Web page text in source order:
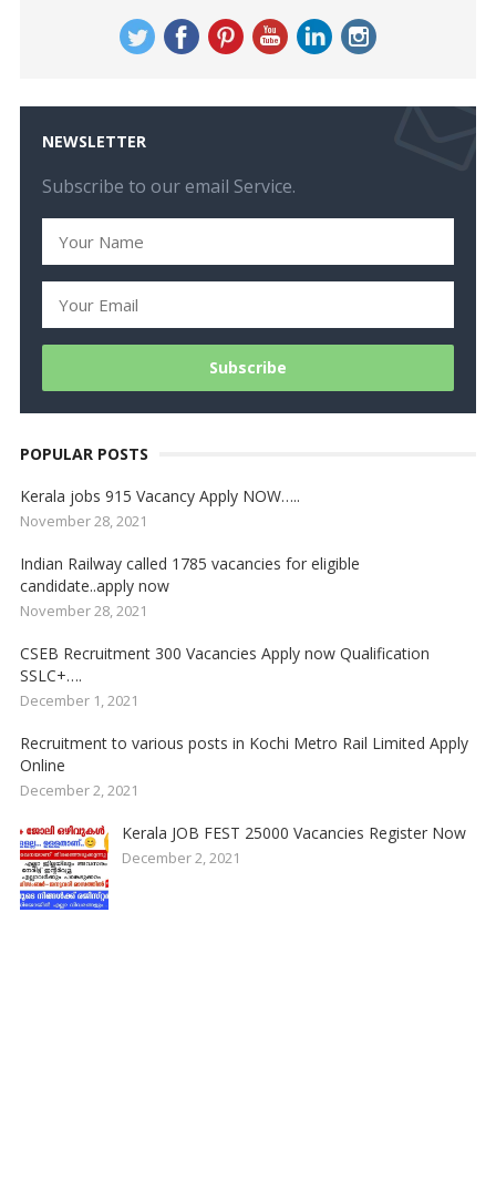
NEWSLETTER
Subscribe to our email Service.
POPULAR POSTS
Kerala jobs 915 Vacancy Apply NOW…..
November 28, 2021
Indian Railway called 1785 vacancies for eligible
candidate..apply now
November 28, 2021
CSEB Recruitment 300 Vacancies Apply now Qualification
SSLC+….
December 1, 2021
Recruitment to various posts in Kochi Metro Rail Limited Apply
Online
December 2, 2021
Kerala JOB FEST 25000 Vacancies Register Now
December 2, 2021